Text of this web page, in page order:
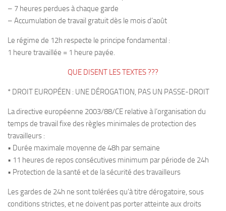
– 7 heures perdues à chaque garde
– Accumulation de travail gratuit dès le mois d’août
Le régime de 12h respecte le principe fondamental :
1 heure travaillée = 1 heure payée.
QUE DISENT LES TEXTES ???
* DROIT EUROPÉEN : UNE DÉROGATION, PAS UN PASSE-DROIT
La directive européenne 2003/88/CE relative à l’organisation du
temps de travail fixe des règles minimales de protection des
travailleurs :
• Durée maximale moyenne de 48h par semaine
• 11 heures de repos consécutives minimum par période de 24h
• Protection de la santé et de la sécurité des travailleurs
Les gardes de 24h ne sont tolérées qu’à titre dérogatoire, sous
conditions strictes, et ne doivent pas porter atteinte aux droits